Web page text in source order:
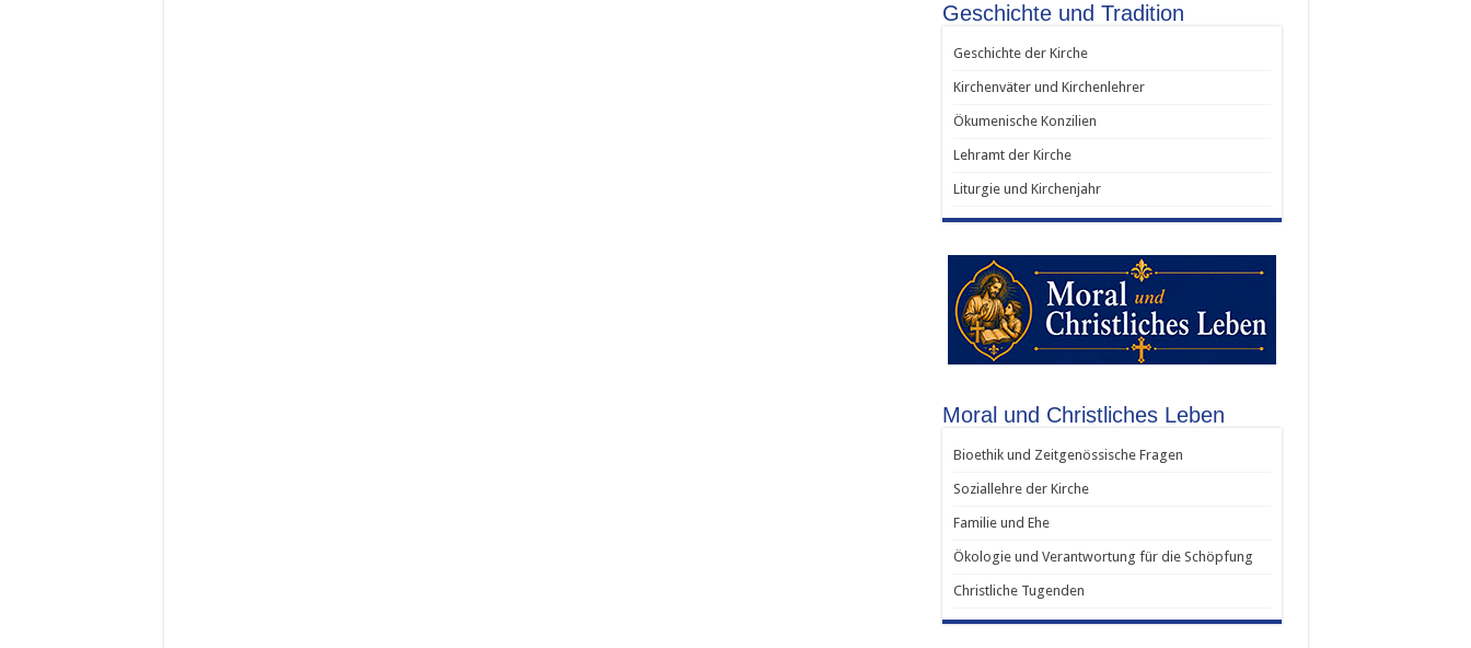
Geschichte und Tradition
Geschichte der Kirche
Kirchenväter und Kirchenlehrer
Ökumenische Konzilien
Lehramt der Kirche
Liturgie und Kirchenjahr
Moral und Christliches Leben
Bioethik und Zeitgenössische Fragen
Soziallehre der Kirche
Familie und Ehe
Ökologie und Verantwortung für die Schöpfung
Christliche Tugenden